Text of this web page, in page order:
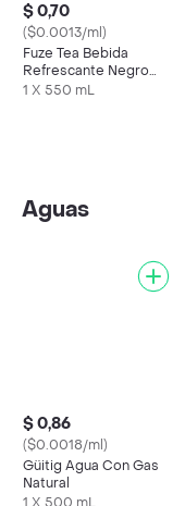
$ 0,70
($0.0013/ml)
Fuze Tea Bebida
Refrescante Negro
Limón 550 mL
1 X 550 mL
Aguas
$ 0,86
($0.0018/ml)
Güitig Agua Con Gas
Natural